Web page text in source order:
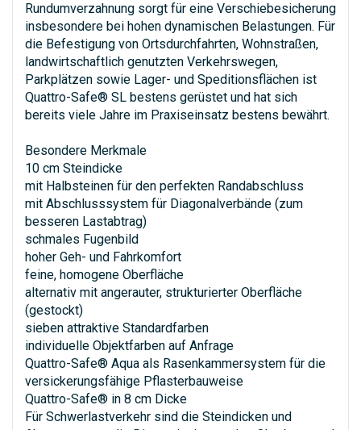
Rundumverzahnung sorgt für eine Verschiebesicherung
insbesondere bei hohen dynamischen Belastungen. Für
die Befestigung von Ortsdurchfahrten, Wohnstraßen,
landwirtschaftlich genutzten Verkehrswegen,
Parkplätzen sowie Lager- und Speditionsflächen ist
Quattro-Safe® SL bestens gerüstet und hat sich
bereits viele Jahre im Praxiseinsatz bestens bewährt.
Besondere Merkmale
10 cm Steindicke
mit Halbsteinen für den perfekten Randabschluss
mit Abschlusssystem für Diagonalverbände (zum
besseren Lastabtrag)
schmales Fugenbild
hoher Geh- und Fahrkomfort
feine, homogene Oberfläche
alternativ mit angerauter, strukturierter Oberfläche
(gestockt)
sieben attraktive Standardfarben
individuelle Objektfarben auf Anfrage
Quattro-Safe® Aqua als Rasenkammersystem für die
versickerungsfähige Pflasterbauweise
Quattro-Safe® in 8 cm Dicke
Für Schwerlastverkehr sind die Steindicken und